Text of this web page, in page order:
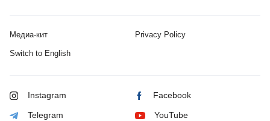
Медиа-кит Privacy Policy
Switch to English
Instagram Facebook
Telegram YouTube